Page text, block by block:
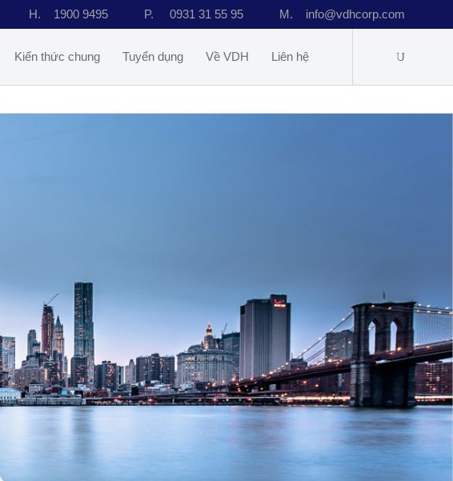
H. 1900 9495 P. 0931 31 55 95 M. info@vdhcorp.com
Kiến thức chung Tuyển dụng Về VDH Liên hệ